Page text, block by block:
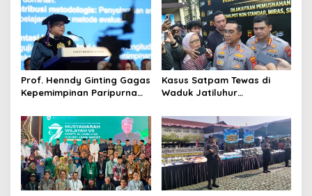
Prof. Henndy Ginting Gagas
Kepemimpinan Paripurna
Depan
Kasus Satpam Tewas di
Waduk Jatiluhur
Pelaku Lebih dari 1 Orang